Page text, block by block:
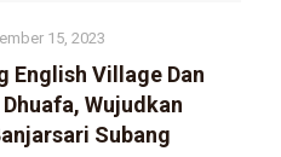
15, 2023
English Village Dan
Wujudkan
Subang